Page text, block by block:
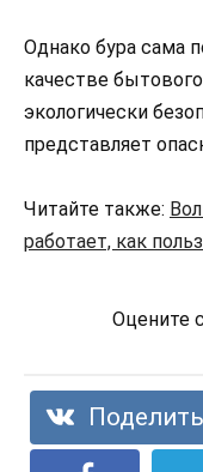
Однако бура сама
качестве
экологически
представляет
Читайте также:
работает, как
Оцените